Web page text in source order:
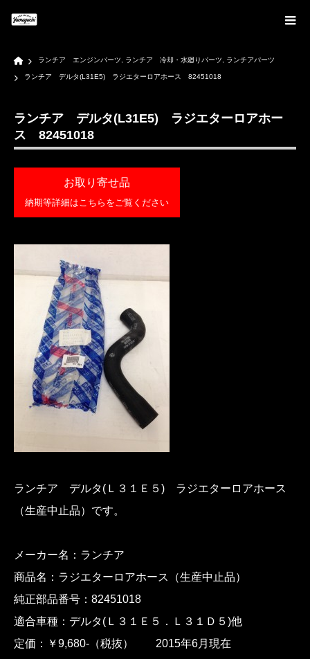
Home
ランチア エンジンパーツ ランチア 冷却・水廻りパーツ ランチアパーツ
ランチア デルタ(L31E5) ラジエターロアホース 82451018
ランチア デルタ(L31E5) ラジエターロアホー
ス 82451018
お取り寄せ品
納期等詳細はこちらをご覧ください
ランチア デルタ(Ｌ３１Ｅ５) ラジエターロアホース
（生産中止品）です。
メーカー名：ランチア
商品名：ラジエターロアホース（生産中止品）
純正部品番号：82451018
適合車種：デルタ(Ｌ３１Ｅ５．Ｌ３１Ｄ５)他
定価：￥9,680-（税抜） 2015年6月現在